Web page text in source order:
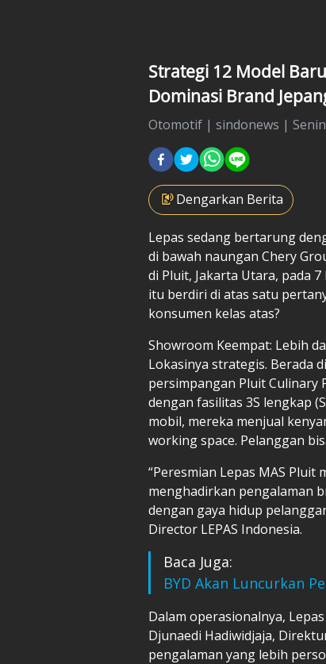
Strategi 12 Model
Dominasi Brand
Otomotif | sindonews |
Dengarkan Berita
Lepas sedang bertarung
di bawah naungan Chery
di Pluit, Jakarta Utara, pada 7
itu berdiri di atas satu
konsumen kelas atas?
Showroom Keempat: Lebih
Lokasinya strategis. Berada
persimpangan Pluit Culinary
dengan fasilitas 3S lengkap
mobil, mereka menjual
working space. Pelanggan
“Peresmian Lepas MAS
menghadirkan pengalaman
dengan gaya hidup
Director LEPAS Indonesia.
Baca Juga:
BYD Akan Luncurkan
Dalam operasionalnya,
Djunaedi Hadiwidjaja,
pengalaman yang lebih